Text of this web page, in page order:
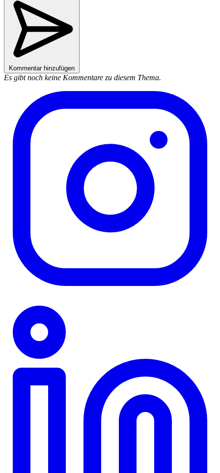
Kommentar hinzufügen
Es gibt noch keine Kommentare zu diesem Thema.